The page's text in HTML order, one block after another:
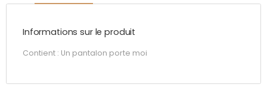
Informations sur le produit
Contient : Un pantalon porte moi